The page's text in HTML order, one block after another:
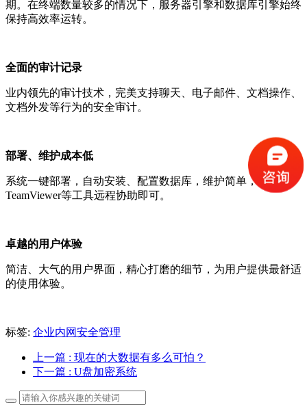
期。在终端数量较多的情况下，服务器引擎和数据库引擎始终
保持高效率运转。
全面的审计记录
业内领先的审计技术，完美支持聊天、电子邮件、文档操作、
文档外发等行为的安全审计。
部署、维护成本低
系统一键部署，自动安装、配置数据库，维护简单，通过
TeamViewer等工具远程协助即可。
卓越的用户体验
简洁、大气的用户界面，精心打磨的细节，为用户提供最舒适
的使用体验。
标签: 企业内网安全管理
上一篇 : 现在的大数据有多么可怕？
下一篇 : U盘加密系统